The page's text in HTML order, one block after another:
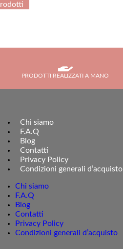
PRODOTTI REALIZZATI A MANO
Chi siamo
F.A.Q
Blog
Contatti
Privacy Policy
Condizioni generali d’acquisto
Chi siamo
F.A.Q
Blog
Contatti
Privacy Policy
Condizioni generali d’acquisto